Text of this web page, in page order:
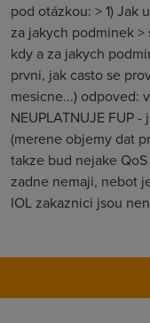
pod otázkou: > 1) Jak
za jakych podminek
kdy a za jakych
prvni, jak casto se
mesicne...) odpoved:
NEUPLATNUJE FUP
(merene objemy dat
takze bud nejake
zadne nemaji, nebot
IOL zakaznici jsou